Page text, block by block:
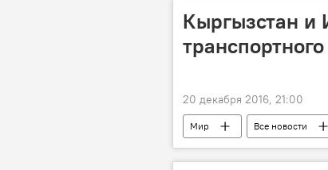
Кыргызстан и
20 декабря 2016, 21:00
Мир Все новости
Нарендра Моди
ШОС